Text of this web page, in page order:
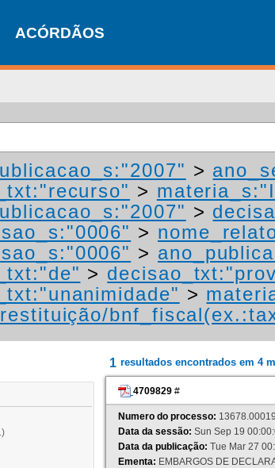
ACÓRDÃOS
>
>
>
>
>
>
>
1 resultados encontrados em 4
4709829 #
Numero do processo:
Data da sessão: Sun Sep 19
Data da publicação: Tue Mar 27
Ementa: EMBARGOS DE